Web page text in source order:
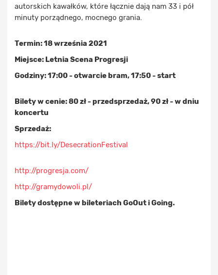
autorskich kawałków, które łącznie dają nam 33 i pół
minuty porządnego, mocnego grania.
Termin: 18 września 2021
Miejsce: Letnia Scena Progresji
Godziny: 17:00 - otwarcie bram, 17:50 - start
Bilety w cenie: 80 zł - przedsprzedaż, 90 zł - w dniu
koncertu
Sprzedaż:
https://bit.ly/DesecrationFestival
http://progresja.com/
http://gramydowoli.pl/
Bilety dostępne w bileteriach GoOut i Going.